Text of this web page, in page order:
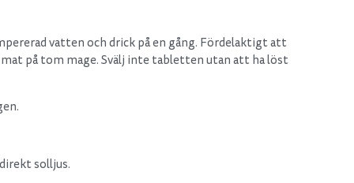
vatten och drick på en gång. Fördelaktigt att
på tom mage. Svälj inte tabletten utan att ha löst
solljus.